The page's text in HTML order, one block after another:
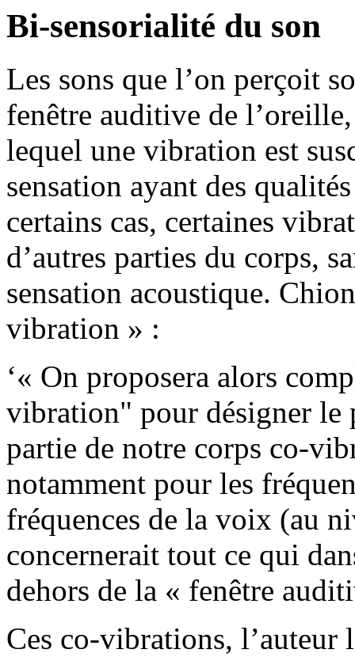
Bi-sensorialité du son
Les sons que l’on perçoit
fenêtre auditive de
lequel une vibration est
sensation ayant des
certains cas, certaines
d’autres parties du corps,
sensation acoustique.
vibration » :
‘« On proposera alors
vibration" pour désigner le
partie de notre corps co-
notamment pour les
fréquences de la voix (au
concernerait tout ce qui
dehors de la « fenêtre
Ces co-vibrations, l’auteur